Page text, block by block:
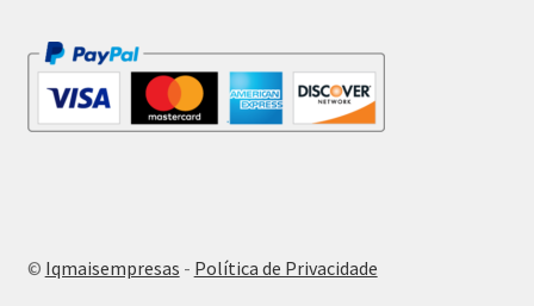
© Iqmaisempresas - Política de Privacidade